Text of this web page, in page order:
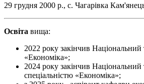
29 грудня 2000 р., с. Чагарівка
Освіта вища:
2022 року закінчив Національний
«Економіка»;
2024 року закінчив Національний
спеціальністю «Економіка»;